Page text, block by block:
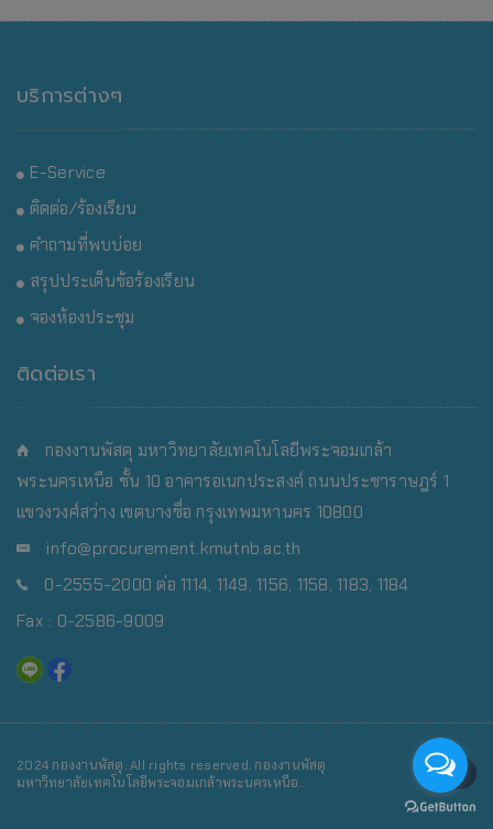
บริการต่างๆ
E-Service
ติดต่อ/ร้องเรียน
คำถามที่พบบ่อย
สรุปประเด็นข้อร้องเรียน
จองห้องประชุม
ติดต่อเรา
กองงานพัสดุ มหาวิทยาลัยเทคโนโลยีพระจอมเกล้า
พระนครเหนือ ชั้น 10 อาคารอเนกประสงค์ ถนนประชาราษฎร์ 1
แขวงวงศ์สว่าง เขตบางซื่อ กรุงเทพมหานคร 10800
info@procurement.kmutnb.ac.th
0-2555-2000 ต่อ 1114, 1149, 1156, 1158, 1183, 1184
Fax : 0-2586-9009
2024 กองงานพัสดุ. All rights reserved. กองงานพัสดุ
มหาวิทยาลัยเทคโนโลยีพระจอมเกล้าพระนครเหนือ..